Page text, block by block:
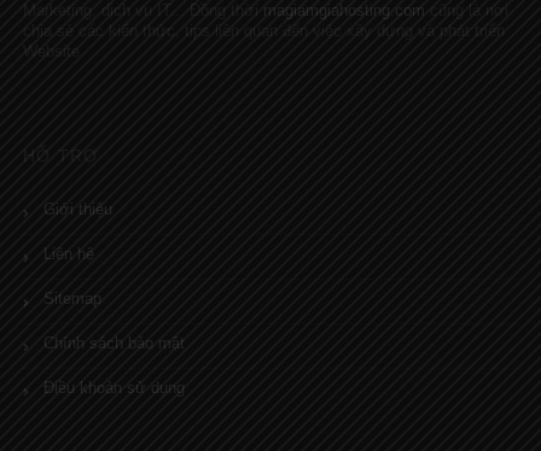
Marketing, dịch vụ IT... Đồng thời
magiamgiahosting.com cũng là nơi
chia sẻ các kiến thức, tips liên quan đến việc xây dựng và phát triển
Website
HỖ TRỢ
Giới thiệu
Liên hệ
Sitemap
Chính sách bảo mật
Điều khoản sử dụng